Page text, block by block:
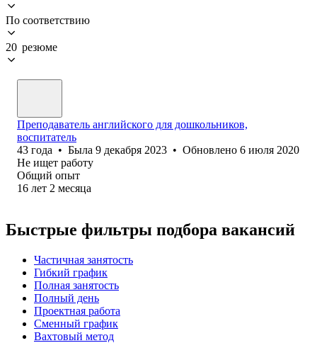
По соответствию
20 резюме
Преподаватель английского для дошкольников,
воспитатель
43 года • Была 9 декабря 2023 • Обновлено 6 июля 2020
Не ищет работу
Общий опыт
16 лет 2 месяца
Быстрые фильтры подбора вакансий
Частичная занятость
Гибкий график
Полная занятость
Полный день
Проектная работа
Сменный график
Вахтовый метод